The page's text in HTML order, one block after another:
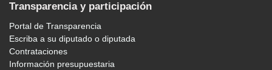
Transparencia y participación
Portal de Transparencia
Escriba a su diputado o diputada
Contrataciones
Información presupuestaria